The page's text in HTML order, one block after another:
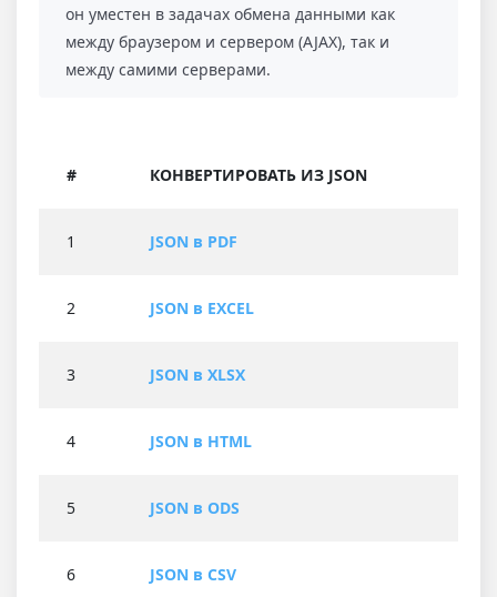
он уместен в задачах обмена данными как
между браузером и сервером (AJAX), так и
между самими серверами.
# КОНВЕРТИРОВАТЬ ИЗ JSON
1 JSON в PDF
2 JSON в EXCEL
3 JSON в XLSX
4 JSON в HTML
5 JSON в ODS
6 JSON в CSV